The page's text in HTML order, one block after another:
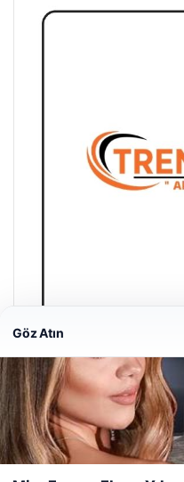
Trend Yapı Akustik
18/04/2026
Web sitemizi nasıl
Göz Atın